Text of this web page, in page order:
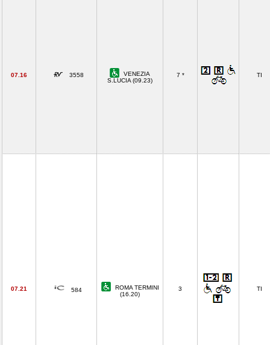
07.16 3558
VENEZIA
S.LUCIA (09.23)
7 * TI
07.21 584
ROMA TERMINI
(16.20)
3 TI